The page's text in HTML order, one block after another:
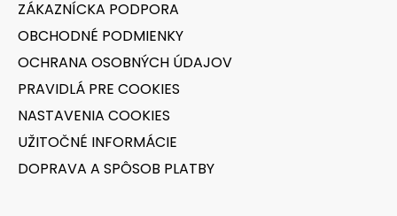
ZÁKAZNÍCKA PODPORA
OBCHODNÉ PODMIENKY
OCHRANA OSOBNÝCH ÚDAJOV
PRAVIDLÁ PRE COOKIES
NASTAVENIA COOKIES
UŽITOČNÉ INFORMÁCIE
DOPRAVA A SPÔSOB PLATBY